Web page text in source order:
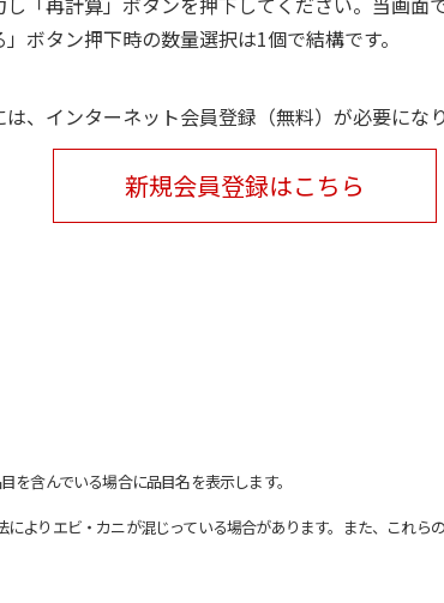
」ボタン押下時の数量選択は1個で結構です。
は、インターネット会員登録（無料）が必要になり
新規会員登録はこちら
含んでいる場合に品目名を表示します。
りエビ・カニが混じっている場合があります。また、これら